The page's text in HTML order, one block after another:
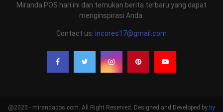
Miranda POS hari ini dan temukan berita terbaru yang dapat
menginspirasi Anda.
Contact us: incores17@gmail.com
@2025 - mirandapos.com. All Right Reserved. Designed and Developed by by